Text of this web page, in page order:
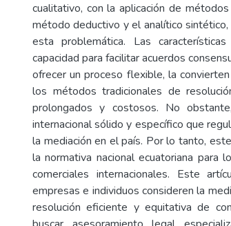
cualitativo, con la aplicación de
método deductivo y el analítico
esta problemática. Las
capacidad para facilitar acuerdos
ofrecer un proceso flexible, la
los métodos tradicionales de
prolongados y costosos. No
internacional sólido y específico que
la mediación en el país. Por lo tanto,
la normativa nacional ecuatoriana para
comerciales internacionales. Este
empresas e individuos consideren la
resolución eficiente y equitativa de